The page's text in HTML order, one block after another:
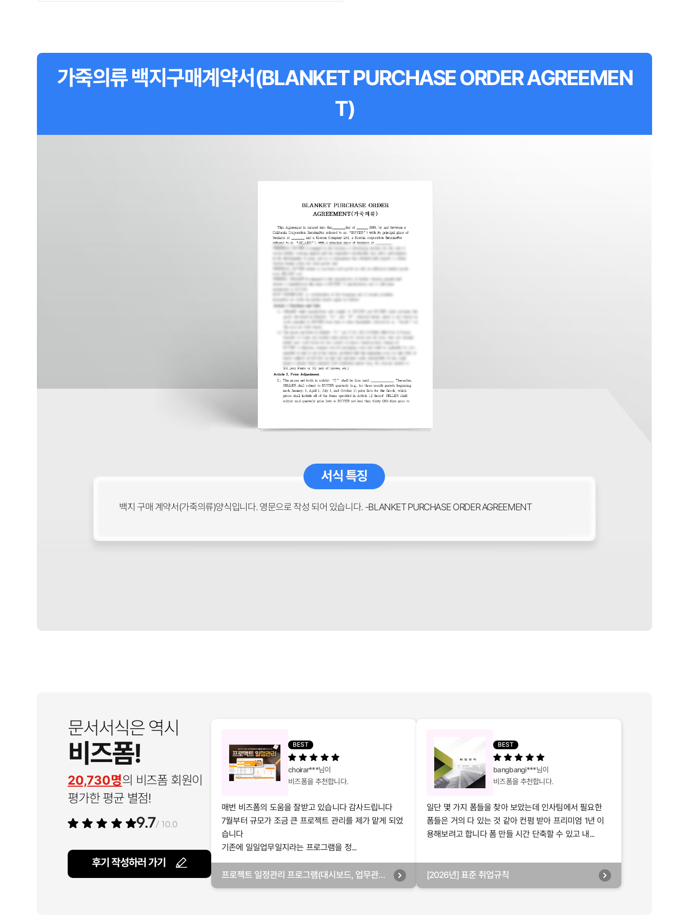
가죽의류 백지구매계약서(BLANKET PURCHASE ORDER AGREEMEN
T)
서식 특징
백지 구매 계약서(가죽의류)양식입니다. 영문으로 작성 되어 있습니다. -BLANKET PURCHASE ORDER AGREEMENT
문서서식은 역시
비즈폼!
20,730명의 비즈폼 회원이
평가한 평균 별점!
9.7/ 10.0
후기 작성하러 가기
BEST
choirar***님이
비즈폼을 추천합니다.
매번 비즈폼의 도움을 잘받고 있습니다 감사드립니다
7월부터 규모가 조금 큰 프로젝트 관리를 제가 맡게 되었
습니다
기존에 일일업무일지라는 프로그램을 정...
프로젝트 일정관리 프로그램(대시보드, 업무관리,
BEST
bangbangi***님이
비즈폼을 추천합니다.
일단 몇 가지 폼들을 찾아 보았는데 인사팀에서 필요한
폼들은 거의 다 있는 것 같아 컨펌 받아 프리미엄 1년 이
용해보려고 합니다 폼 만들 시간 단축할 수 있고 내...
[2026년] 표준 취업규칙